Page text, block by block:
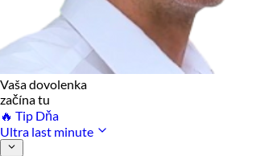
Vaša dovolenka
začína tu
🔥 Tip Dňa
Ultra last minute